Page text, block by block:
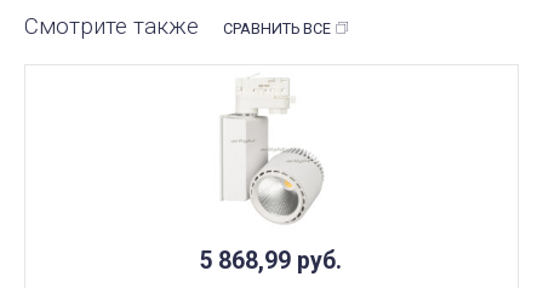
Смотрите также СРАВНИТЬ ВСЕ
5 868,99 руб.